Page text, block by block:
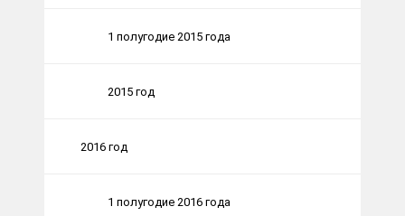
1 полугодие 2015 года
2015 год
2016 год
1 полугодие 2016 года